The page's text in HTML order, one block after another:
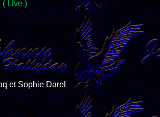
( Live )
et Sophie Darel